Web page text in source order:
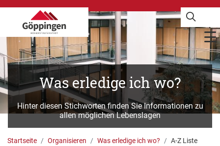
Was erledige ich wo?
Hinter diesen Stichworten finden Sie Informationen zu
allen möglichen Lebenslagen
Startseite Organisieren Was erledige ich wo? A-Z Liste